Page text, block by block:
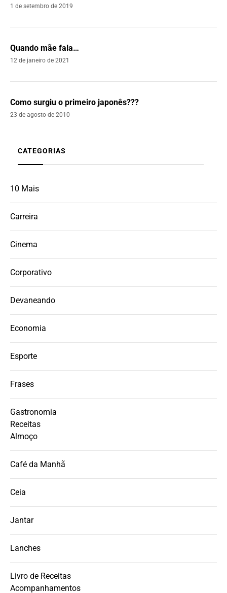
1 de setembro de 2019
Quando mãe fala…
12 de janeiro de 2021
Como surgiu o primeiro japonês???
23 de agosto de 2010
CATEGORIAS
10 Mais
Carreira
Cinema
Corporativo
Devaneando
Economia
Esporte
Frases
Gastronomia
Receitas
Almoço
Café da Manhã
Ceia
Jantar
Lanches
Livro de Receitas
Acompanhamentos